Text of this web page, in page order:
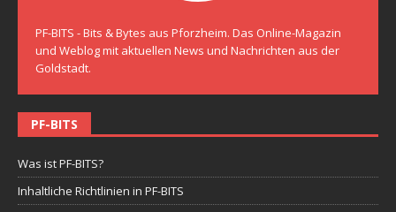
PF-BITS - Bits & Bytes aus Pforzheim. Das Online-Magazin
und Weblog mit aktuellen News und Nachrichten aus der
Goldstadt.
PF-BITS
Was ist PF-BITS?
Inhaltliche Richtlinien in PF-BITS